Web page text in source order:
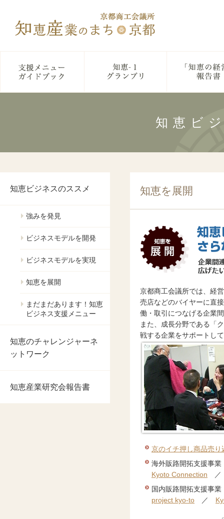
知恵ビ
知恵ビジネスのススメ
強みを発見
ビジネスモデルを開発
ビジネスモデルを実現
知恵を展開
まだまだあります！知恵
ビジネス支援メニュー
知恵のチャレンジャーネ
ットワーク
知恵産業研究会報告書
知恵を展開
京都商工会議所では、経
売店などのバイヤーに直
働・取引につなげる企業間
また、成長分野である「
戦する企業をサポートし
京のイチ押し商品売り
海外販路開拓支援事業
Kyoto Connection
国内販路開拓支援事業
project kyo-to ／